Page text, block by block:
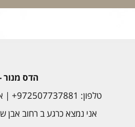
הדס מנור
טלפון: 972507737881+ | אבן שפרוט,10 ירושלים |
אני נמצא כרגע ב רחוב אבן שפרוט 10,